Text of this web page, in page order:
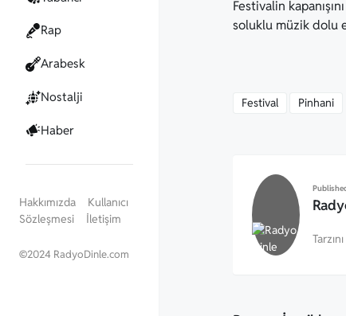
Rap
Arabesk
Nostalji
Haber
Hakkımızda
Kullanıcı
Sözleşmesi
İletişim
©2024 RadyoDinle.com
Festivalin
soluklu müzik dolu
Festival Pinhani